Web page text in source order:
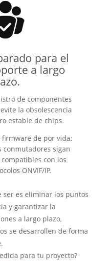
para el
a largo
de componentes
la obsolescencia
estable de chips.
de por vida:
conmutadores sigan
con los
ONVIF/IP.
ser es eliminar los puntos
y garantizar la
a largo plazo,
se desarrollen de forma
para tu proyecto?